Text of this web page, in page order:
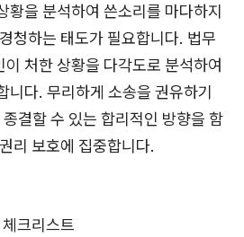
황을 분석하여 쓴소리를 마다하지
청하는 태도가 필요합니다. 법무
처한 상황을 다각도로 분석하여
니다. 무리하게 소송을 권유하기
결할 수 있는 합리적인 방향을 함
리 보호에 집중합니다.
크리스트